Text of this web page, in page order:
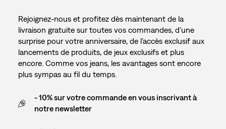
Rejoignez-nous et profitez dès maintenant de la
livraison gratuite sur toutes vos commandes, d’une
surprise pour votre anniversaire, de l’accès exclusif aux
lancements de produits, de jeux exclusifs et plus
encore. Comme vos jeans, les avantages sont encore
plus sympas au fil du temps.
- 10% sur votre commande en vous inscrivant à
notre newsletter